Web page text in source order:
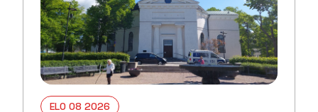
ELO 08 2026